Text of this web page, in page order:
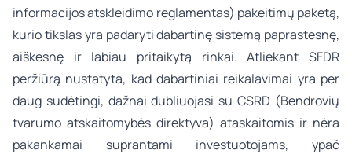
informacijos atskleidimo reglamentas) pakeitimų paketą,
kurio tikslas yra padaryti dabartinę sistemą paprastesnę,
aiškesnę ir labiau pritaikytą rinkai. Atliekant SFDR
peržiūrą nustatyta, kad dabartiniai reikalavimai yra per
daug sudėtingi, dažnai dubliuojasi su CSRD (Bendrovių
tvarumo atskaitomybės direktyva) ataskaitomis ir nėra
pakankamai suprantami investuotojams, ypač